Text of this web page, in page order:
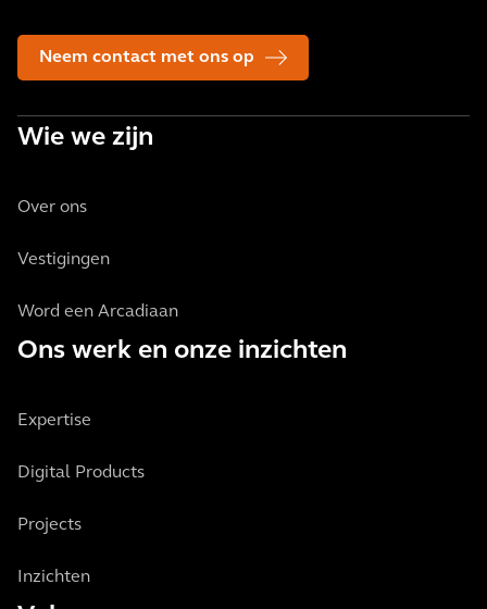
Neem contact met ons op
Wie we zijn
Over ons
Vestigingen
Word een Arcadiaan
Ons werk en onze inzichten
Expertise
Digital Products
Projects
Inzichten